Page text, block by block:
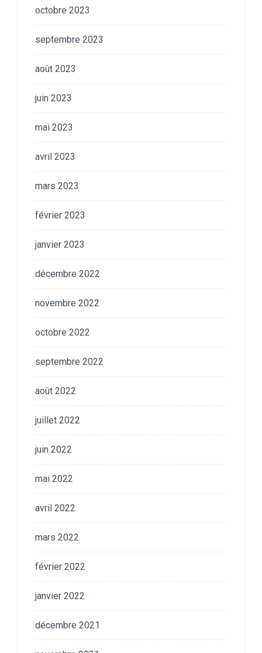
octobre 2023
septembre 2023
août 2023
juin 2023
mai 2023
avril 2023
mars 2023
février 2023
janvier 2023
décembre 2022
novembre 2022
octobre 2022
septembre 2022
août 2022
juillet 2022
juin 2022
mai 2022
avril 2022
mars 2022
février 2022
janvier 2022
décembre 2021